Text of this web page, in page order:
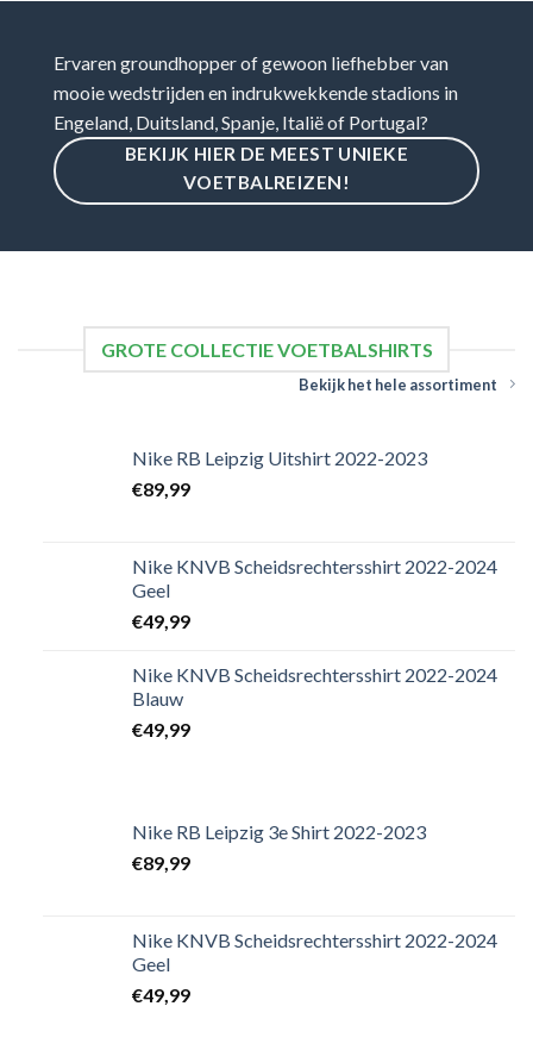
Ervaren groundhopper of gewoon liefhebber van
mooie wedstrijden en indrukwekkende stadions in
Engeland, Duitsland, Spanje, Italië of Portugal?
BEKIJK HIER DE MEEST UNIEKE
VOETBALREIZEN!
GROTE COLLECTIE VOETBALSHIRTS
Bekijk het hele assortiment
Nike RB Leipzig Uitshirt 2022-2023
€89,99
Nike KNVB Scheidsrechtersshirt 2022-2024
Geel
€49,99
Nike KNVB Scheidsrechtersshirt 2022-2024
Blauw
€49,99
Nike RB Leipzig 3e Shirt 2022-2023
€89,99
Nike KNVB Scheidsrechtersshirt 2022-2024
Geel
€49,99